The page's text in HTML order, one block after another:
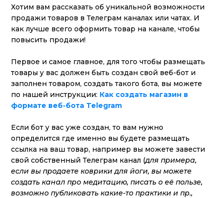
Хотим вам рассказать об уникальной возможности
продажи товаров в Телеграм каналах или чатах. И
как лучше всего оформить товар на канале, чтобы
повысить продажи!
Первое и самое главное, для того чтобы размещать
товары у вас должен быть создан свой веб-бот и
заполнен товаром, создать такого бота, вы можете
по нашей инструкции: Как создать магазин в
формате веб-бота Telegram
Если бот у вас уже создан, то вам нужно
определится где именно вы будете размещать
ссылка на ваш товар, например вы можете завести
свой собственный Телеграм канал (для примера,
если вы продаете коврики для йоги, вы можете
создать канал про медитацию, писать о её пользе,
возможно публиковать какие-то практики и пр.,